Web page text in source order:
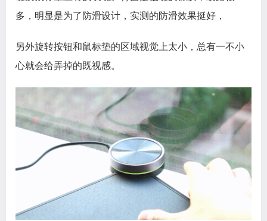
多，明显是为了防滑设计，实测的防滑效果挺好，
另外旋转按钮和鼠标垫的区域视觉上太小，总有一不小
心就会给弄掉的既视感。